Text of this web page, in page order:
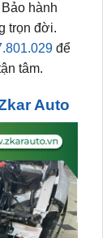
hành
trọn đời.
để
tâm.
Auto